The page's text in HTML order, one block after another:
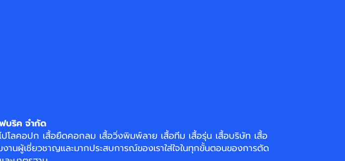
บริค จำกัด
ปโลคอปก เสื้อยืดคอกลม เสื้อวิ่งพิมพ์ลาย เสื้อทีม เสื้อรุ่น เสื้อบริษัท เสื้อ
นผู้เชี่ยวชาญและมากประสบการณ์ของเราใส่ใจในทุกขั้นตอนของการตัด